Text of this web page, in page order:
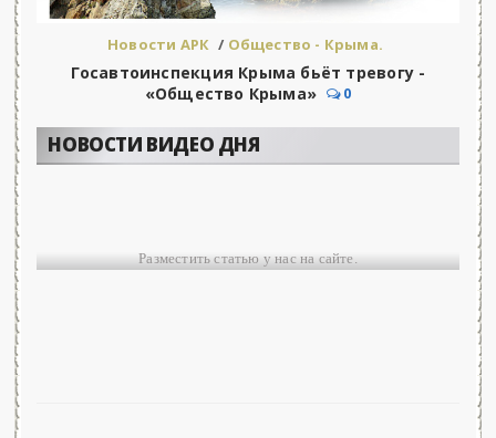
Новости АРК / Общество - Крыма.
Госавтоинспекция Крыма бьёт тревогу -
«Общество Крыма»
0
НОВОСТИ ВИДЕО ДНЯ
Разместить статью у нас на сайте.